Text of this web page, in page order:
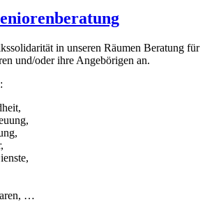
in unseren Räumen Beratung für
und/oder ihre Angebörigen an.
…